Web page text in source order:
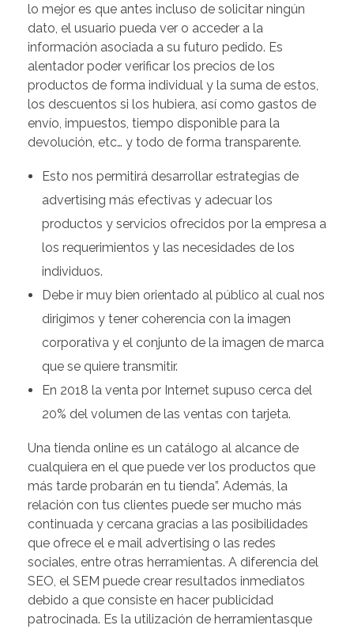
lo mejor es que antes incluso de solicitar ningún
dato, el usuario pueda ver o acceder a la
información asociada a su futuro pedido. Es
alentador poder verificar los precios de los
productos de forma individual y la suma de estos,
los descuentos si los hubiera, así como gastos de
envío, impuestos, tiempo disponible para la
devolución, etc… y todo de forma transparente.
Esto nos permitirá desarrollar estrategias de
advertising más efectivas y adecuar los
productos y servicios ofrecidos por la empresa a
los requerimientos y las necesidades de los
individuos.
Debe ir muy bien orientado al público al cual nos
dirigimos y tener coherencia con la imagen
corporativa y el conjunto de la imagen de marca
que se quiere transmitir.
En 2018 la venta por Internet supuso cerca del
20% del volumen de las ventas con tarjeta.
Una tienda online es un catálogo al alcance de
cualquiera en el que puede ver los productos que
más tarde probarán en tu tienda”. Además, la
relación con tus clientes puede ser mucho más
continuada y cercana gracias a las posibilidades
que ofrece el e mail advertising o las redes
sociales, entre otras herramientas. A diferencia del
SEO, el SEM puede crear resultados inmediatos
debido a que consiste en hacer publicidad
patrocinada. Es la utilización de herramientasque